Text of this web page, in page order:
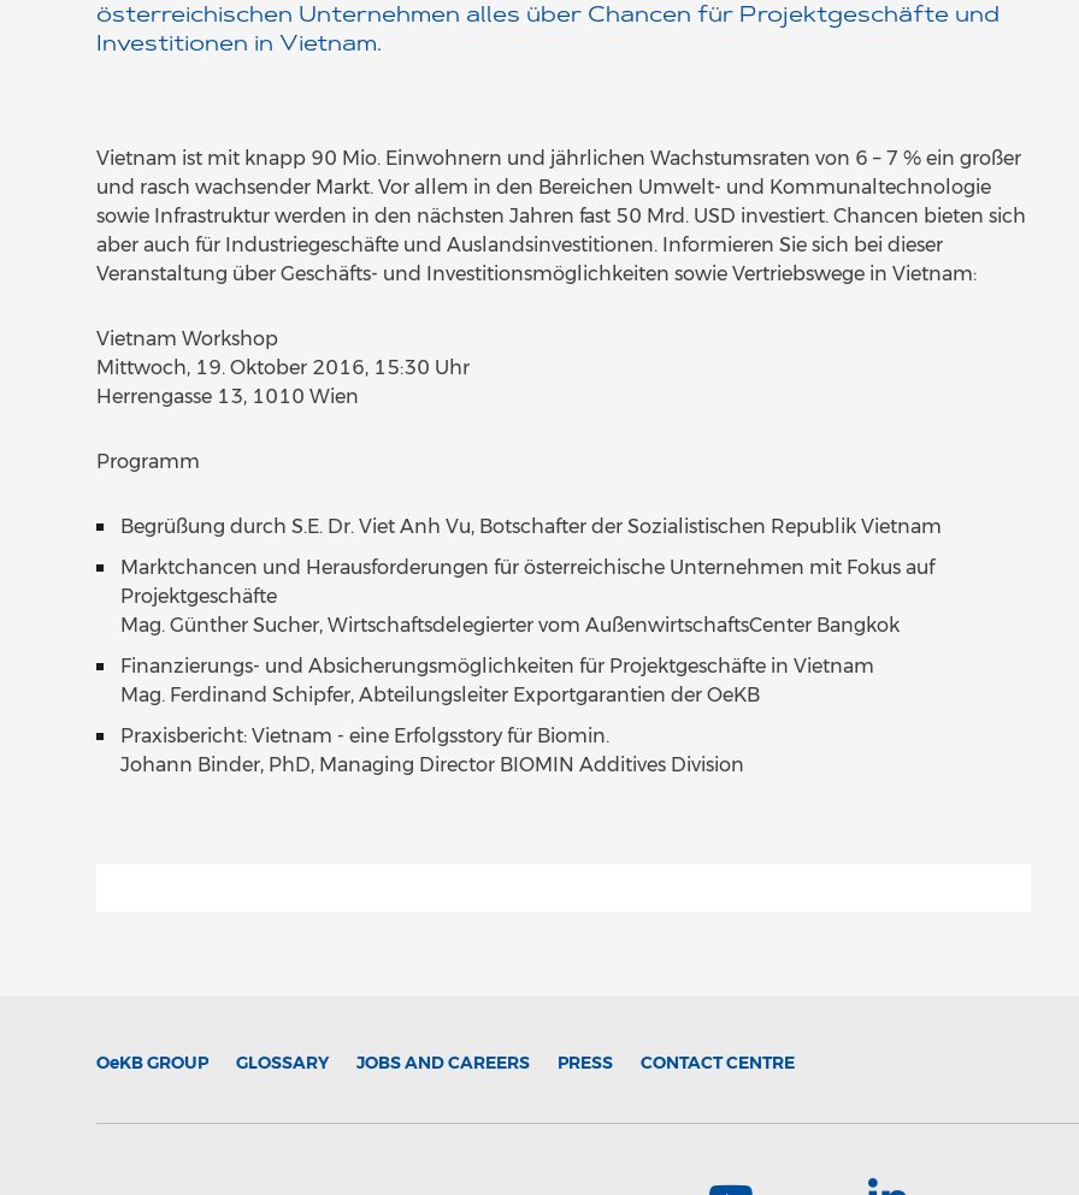
österreichischen Unternehmen alles über Chancen für Projektgeschäfte und
Investitionen in Vietnam.
Vietnam ist mit knapp 90 Mio. Einwohnern und jährlichen Wachstumsraten von 6 – 7 % ein großer
und rasch wachsender Markt. Vor allem in den Bereichen Umwelt- und Kommunaltechnologie
sowie Infrastruktur werden in den nächsten Jahren fast 50 Mrd. USD investiert. Chancen bieten sich
aber auch für Industriegeschäfte und Auslandsinvestitionen. Informieren Sie sich bei dieser
Veranstaltung über Geschäfts- und Investitionsmöglichkeiten sowie Vertriebswege in Vietnam:
Vietnam Workshop
Mittwoch, 19. Oktober 2016, 15:30 Uhr
Herrengasse 13, 1010 Wien
Programm
Begrüßung durch S.E. Dr. Viet Anh Vu, Botschafter der Sozialistischen Republik Vietnam
Marktchancen und Herausforderungen für österreichische Unternehmen mit Fokus auf
Projektgeschäfte
Mag. Günther Sucher, Wirtschaftsdelegierter vom AußenwirtschaftsCenter Bangkok
Finanzierungs- und Absicherungsmöglichkeiten für Projektgeschäfte in Vietnam
Mag. Ferdinand Schipfer, Abteilungsleiter Exportgarantien der OeKB
Praxisbericht: Vietnam - eine Erfolgsstory für Biomin.
Johann Binder, PhD, Managing Director BIOMIN Additives Division
OeKBGROUP GLOSSARY JOBS AND CAREERS PRESS CONTACT CENTRE